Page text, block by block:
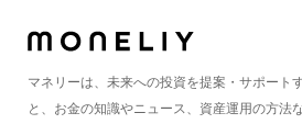
マネリーは、未来への投資を提案・サポート
と、お金の知識やニュース、資産運用の方法